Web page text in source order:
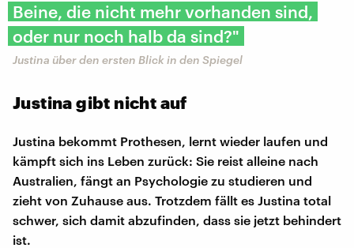
Beine, die nicht mehr vorhanden sind,
oder nur noch halb da sind?"
Justina über den ersten Blick in den Spiegel
Justina gibt nicht auf
Justina bekommt Prothesen, lernt wieder laufen und
kämpft sich ins Leben zurück: Sie reist alleine nach
Australien, fängt an Psychologie zu studieren und
zieht von Zuhause aus. Trotzdem fällt es Justina total
schwer, sich damit abzufinden, dass sie jetzt behindert
ist.